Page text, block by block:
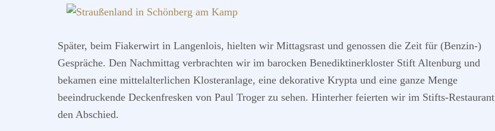
Später, beim Fiakerwirt in Langenlois, hielten wir Mittagsrast und genossen die Zeit für (Benzin-)
Gespräche. Den Nachmittag verbrachten wir im barocken Benediktinerkloster Stift Altenburg und
bekamen eine mittelalterlichen Klosteranlage, eine dekorative Krypta und eine ganze Menge
beeindruckende Deckenfresken von Paul Troger zu sehen. Hinterher feierten wir im Stifts-Restaurant
den Abschied.